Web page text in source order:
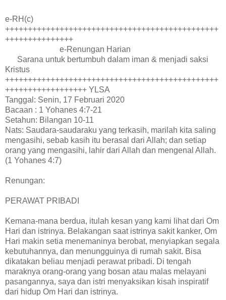
e-RH(c)
+++++++++++++++++++++++++++++++++++++++++++++++
+++++++++++++++
e-Renungan Harian
Sarana untuk bertumbuh dalam iman & menjadi saksi
Kristus
+++++++++++++++++++++++++++++++++++++++++++++++
++++++++++++++++++ YLSA
Tanggal: Senin, 17 Februari 2020
Bacaan : 1 Yohanes 4:7-21
Setahun: Bilangan 10-11
Nats: Saudara-saudaraku yang terkasih, marilah kita saling
mengasihi, sebab kasih itu berasal dari Allah; dan setiap
orang yang mengasihi, lahir dari Allah dan mengenal Allah.
(1 Yohanes 4:7)
Renungan:
PERAWAT PRIBADI
Kemana-mana berdua, itulah kesan yang kami lihat dari Om
Hari dan istrinya. Belakangan saat istrinya sakit kanker, Om
Hari makin setia menemaninya berobat, menyiapkan segala
kebutuhannya, dan menungguinya di rumah sakit. Bisa
dikatakan beliau menjadi perawat pribadi. Di tengah
maraknya orang-orang yang bosan atau malas melayani
pasangannya, saya dan istri menyaksikan kisah inspiratif
dari hidup Om Hari dan istrinya.